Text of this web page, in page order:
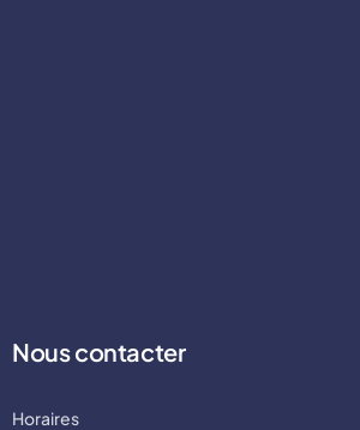
Nous contacter
Horaires